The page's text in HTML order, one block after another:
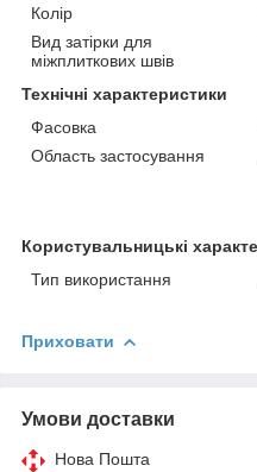
Колір
Вид затірки для
міжплиткових швів
Технічні характеристики
Фасовка
Область застосування
Користувальницькі
Тип використання
Приховати
Умови доставки
Нова Пошта